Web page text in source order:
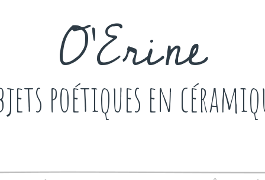
O'Erine
poétiques en